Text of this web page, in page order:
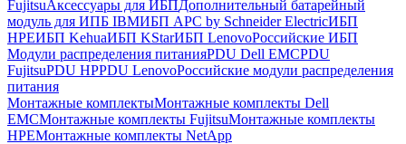
FujitsuАксессуары для ИБПДополнительный батарейный
модуль для ИПБ IBMИБП APC by Schneider ElectricИБП
HPEИБП KehuaИБП KStarИБП LenovoРоссийские ИБП
Модули распределения питанияPDU Dell EMCPDU
FujitsuPDU HPPDU LenovoРоссийские модули распределения
питания
Монтажные комплектыМонтажные комплекты Dell
EMCМонтажные комплекты FujitsuМонтажные комплекты
HPEМонтажные комплекты NetApp